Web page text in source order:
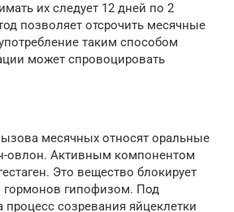
их следует 12 дней по 2
позволяет отсрочить месячные
таким способом
может спровоцировать
месячных относят оральные
овлон. Активным компонентом
Это вещество блокирует
гормонов гипофизом. Под
процесс созревания яйцеклетки